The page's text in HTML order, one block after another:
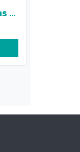
Decoracion Mix Figuras Colores